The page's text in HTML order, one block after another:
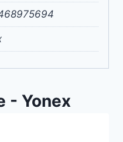
- Yonex